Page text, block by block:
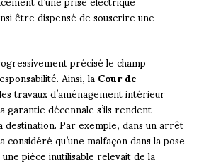
être dispensé de souscrire une
précisé le champ
Ainsi, laCour de
travaux d’aménagement intérieur
décennale s’ils rendent
Par exemple, dans un arrêt
considéré qu’une malfaçon dans la pose
pièce inutilisable relevait de la